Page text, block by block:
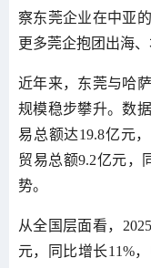
察东莞企业在中亚
更多莞企抱团出海
近年来，东莞与哈
规模稳步攀升。数
易总额达19.8亿元
贸易总额9.2亿元，
势。
从全国层面看，
元，同比增长11%